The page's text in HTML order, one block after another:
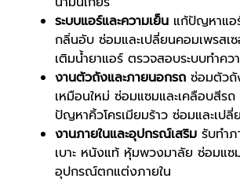
ระบบแอร์และความเย็น แก้ปัญหาแอ
กลิ่นอับ ซ่อมและเปลี่ยนคอมเพรสเ
เติมน้ำยาแอร์ ตรวจสอบระบบทำคว
งานตัวถังและภายนอกรถ ซ่อมตัวถั
เหมือนใหม่ ซ่อมแซมและเคลือบสีร
ปัญหาคิ้วโครเมียมร้าว ซ่อมและเปลี่
งานภายในและอุปกรณ์เสริม รับทำ
เบาะ หนังแท้ หุ้มพวงมาลัย ซ่อมแ
อุปกรณ์ตกแต่งภายใน